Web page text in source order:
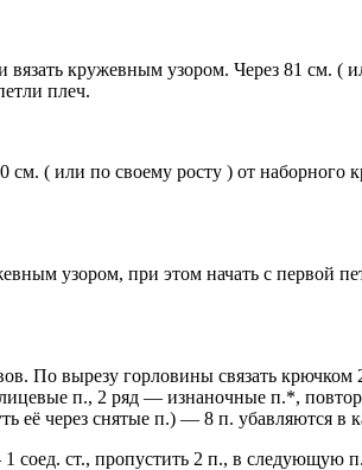
кружевным узором. Через 81 см. (
плеч.
( или по своему росту ) от наборного
узором, при этом начать с первой
вырезу горловины связать крючком
п., 2 ряд — изнаночные п.*,
через снятые п.) — 8 п. убавляются в
ст., пропустить 2 п., в следующую п.